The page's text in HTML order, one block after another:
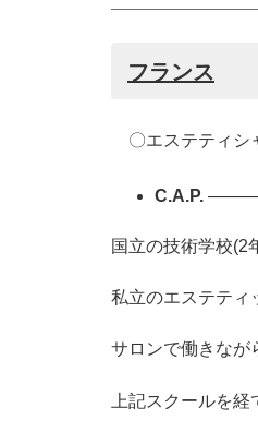
フランス
〇エステティシ
C.A.P.
国立の技術学校
私立のエステテ
サロンで働きなが
上記スクールを経